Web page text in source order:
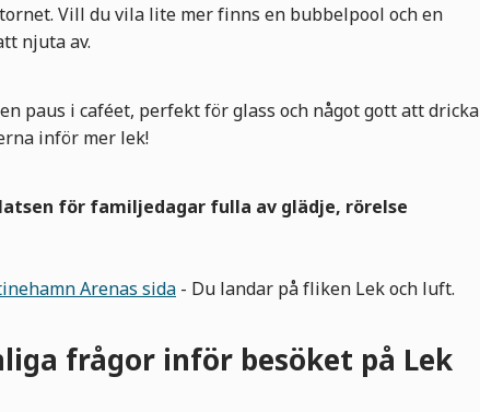
Vill du vila lite mer finns en bubbelpool och en
njuta av.
paus i caféet, perfekt för glass och något gott att dricka
inför mer lek!
för familjedagar fulla av glädje, rörelse
Arenas sida - Du landar på fliken Lek och luft.
frågor inför besöket på Lek